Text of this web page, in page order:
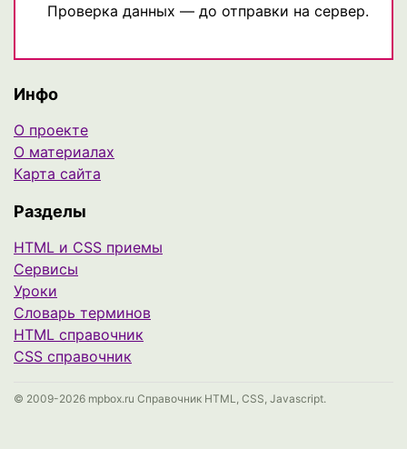
Проверка данных — до отправки на сервер.
Инфо
О проекте
О материалах
Карта сайта
Разделы
HTML и CSS приемы
Сервисы
Уроки
Cловарь терминов
HTML справочник
CSS справочник
© 2009-2026 mpbox.ru Справочник HTML, CSS, Javascript.